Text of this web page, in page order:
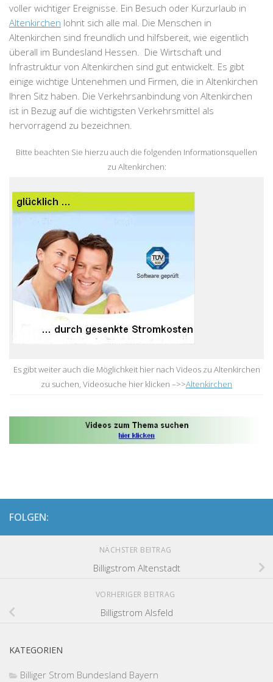
voller wichtiger Ereignisse. Ein Besuch oder Kurzurlaub in
Altenkirchen lohnt sich alle mal. Die Menschen in
Altenkirchen sind freundlich und hilfsbereit, wie eigentlich
überall im Bundesland Hessen. Die Wirtschaft und
Infrastruktur von Altenkirchen sind gut entwickelt. Es gibt
einige wichtige Untenehmen und Firmen, die in Altenkirchen
Ihren Sitz haben. Die Verkehrsanbindung von Altenkirchen
ist in Bezug auf die wichtigsten Verkehrsmittel als
hervorragend zu bezeichnen.
Bitte beachten Sie hierzu auch die folgenden Informationsquellen
zu Altenkirchen:
Es gibt weiter auch die Möglichkeit hier nach Videos zu Altenkirchen
zu suchen, Videosuche hier klicken –>>Altenkirchen
FOLGEN:
NÄCHSTER BEITRAG
Billigstrom Altenstadt
VORHERIGER BEITRAG
Billigstrom Alsfeld
KATEGORIEN
Billiger Strom Bundesland Bayern